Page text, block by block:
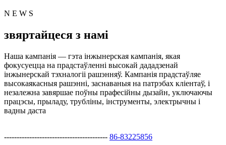
N E W S
звяртайцеся з намі
Наша кампанія — гэта інжынерская кампанія, якая
фокусуецца на прадстаўленні высокай дададзенай
інжынерскай тэхналогіі рашэнняў. Кампанія прадстаўляе
высокаякасныя рашэнні, заснаваныя на патрэбах кліентаў, і
незалежна завяршае поўны прафесійны дызайн, уключаючы
працэсы, прыладу, трубліны, інструменты, электрычны і
вадны даста
----------------------------------------- 86-83225856